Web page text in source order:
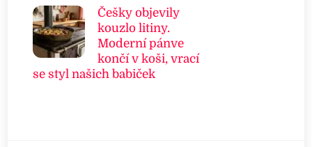
Češky objevily
kouzlo litiny.
Moderní pánve
končí v koši, vrací
se styl našich babiček